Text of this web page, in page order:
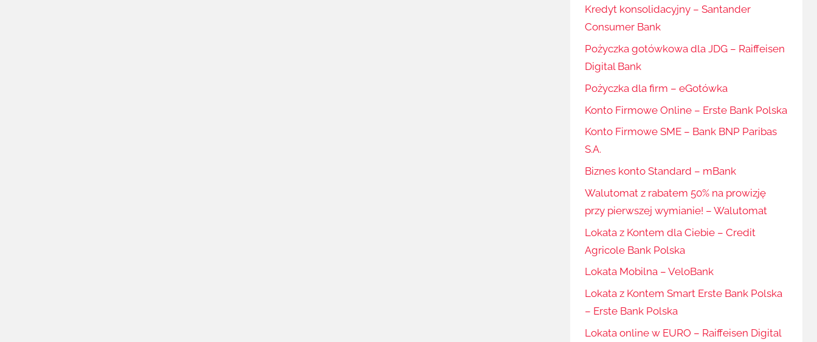
Kredyt konsolidacyjny – Santander
Consumer Bank
Pożyczka gotówkowa dla JDG – Raiffeisen
Digital Bank
Pożyczka dla firm – eGotówka
Konto Firmowe Online – Erste Bank Polska
Konto Firmowe SME – Bank BNP Paribas
S.A.
Biznes konto Standard – mBank
Walutomat z rabatem 50% na prowizję
przy pierwszej wymianie! – Walutomat
Lokata z Kontem dla Ciebie – Credit
Agricole Bank Polska
Lokata Mobilna – VeloBank
Lokata z Kontem Smart Erste Bank Polska
– Erste Bank Polska
Lokata online w EURO – Raiffeisen Digital